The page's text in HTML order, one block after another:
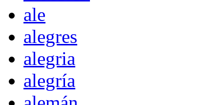
ale
alegres
alegria
alegría